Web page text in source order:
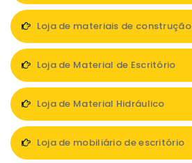
Loja de materiais de construção
Loja de Material de Escritório
Loja de Material Hidráulico
Loja de mobiliário de escritório